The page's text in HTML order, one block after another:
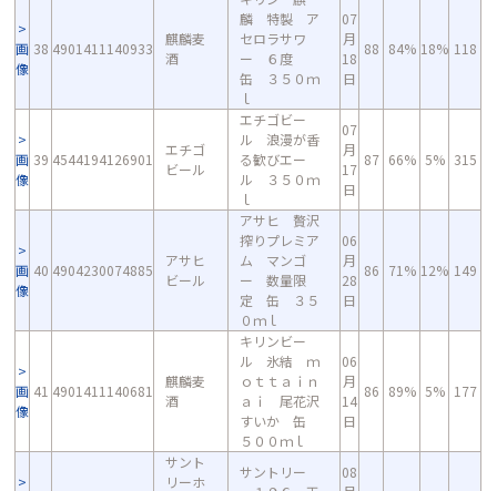
画
像
38 4901411140933
麒麟麦
酒
麟 特製 ア
セロラサワ
ー ６度
缶 ３５０ｍ
ｌ
07
月
18
日
88 84% 18% 118
画
像
39 4544194126901
エチゴ
ビール
エチゴビー
ル 浪漫が香
る歓びエー
ル ３５０ｍ
ｌ
07
月
17
日
87 66% 5% 315
画
像
40 4904230074885
アサヒ
ビール
アサヒ 贅沢
搾りプレミア
ム マンゴ
ー 数量限
定 缶 ３５
０ｍｌ
06
月
28
日
86 71% 12% 149
画
像
41 4901411140681
麒麟麦
酒
キリンビー
ル 氷結 ｍ
ｏｔｔａｉｎ
ａｉ 尾花沢
すいか 缶
５００ｍｌ
06
月
14
日
86 89% 5% 177
サント
リーホ
サントリー
08